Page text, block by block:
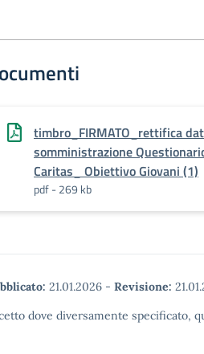
timbro_FIRMATO_rettifica
somministrazione
Caritas_ Obiettivo Giovani (1)
pdf - 269 kb
21.01.2026 - Revisione:
dove diversamente specificato,